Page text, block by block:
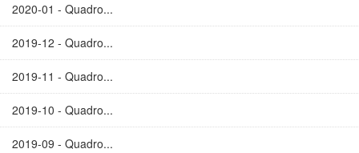
2020-01 - Quadro...
2019-12 - Quadro...
2019-11 - Quadro...
2019-10 - Quadro...
2019-09 - Quadro...